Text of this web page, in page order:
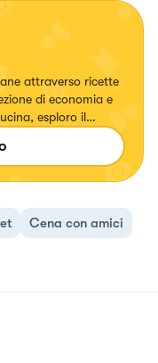
attraverso ricette
di economia e
esploro il
Cena con amici